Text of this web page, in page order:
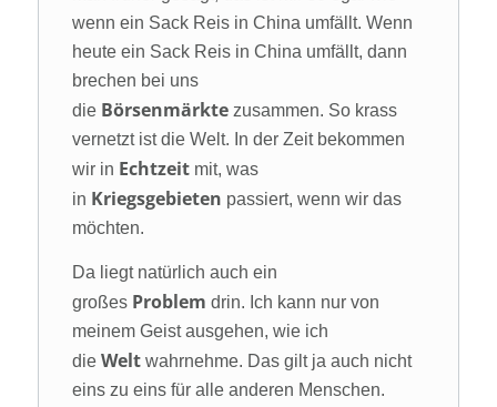
wenn ein Sack Reis in China umfällt. Wenn
heute ein Sack Reis in China umfällt, dann
brechen bei uns
die Börsenmärktezusammen. So krass
vernetzt ist die Welt. In der Zeit bekommen
wir in Echtzeitmit, was
in Kriegsgebieten passiert, wenn wir das
möchten.
Da liegt natürlich auch ein
großes Problem drin. Ich kann nur von
meinem Geist ausgehen, wie ich
die Weltwahrnehme. Das gilt ja auch nicht
eins zu eins für alle anderen Menschen.